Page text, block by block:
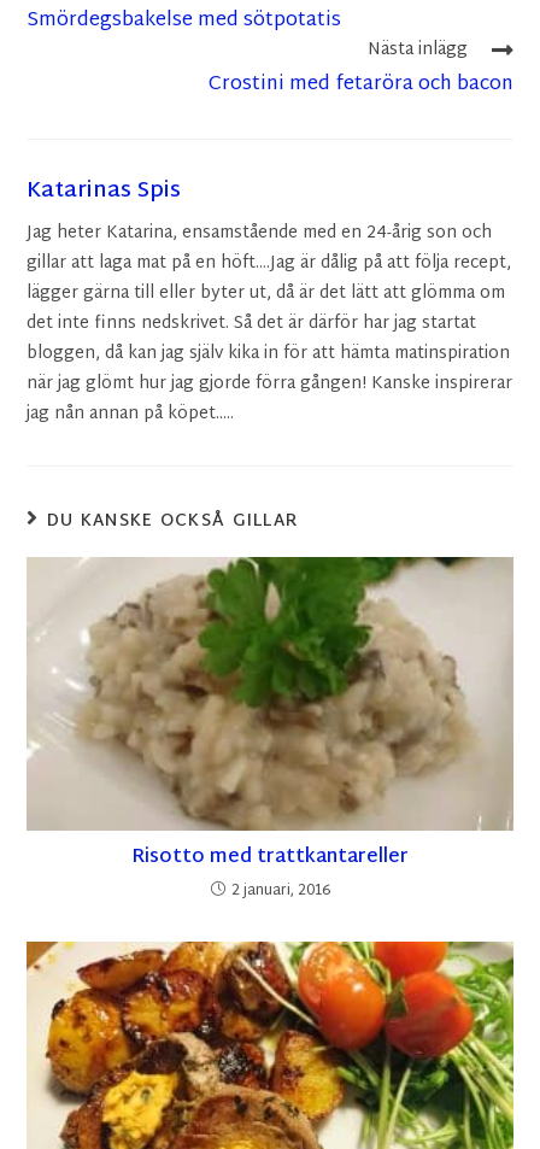
Smördegsbakelse med sötpotatis
Nästa inlägg
Crostini med fetaröra och bacon
Katarinas Spis
Jag heter Katarina, ensamstående med en 24-årig son och
gillar att laga mat på en höft....Jag är dålig på att följa recept,
lägger gärna till eller byter ut, då är det lätt att glömma om
det inte finns nedskrivet. Så det är därför har jag startat
bloggen, då kan jag själv kika in för att hämta matinspiration
när jag glömt hur jag gjorde förra gången! Kanske inspirerar
jag nån annan på köpet.....
DU KANSKE OCKSÅ GILLAR
Risotto med trattkantareller
2 januari, 2016